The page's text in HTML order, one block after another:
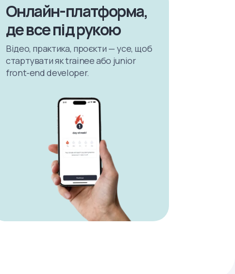
Онлайн-платформа,
де все під рукою
Відео, практика, проєкти — усе, щоб
стартувати як trainee або junior
front-end developer.